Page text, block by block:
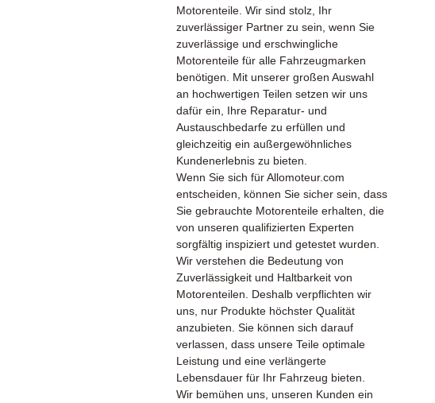
Motorenteile. Wir sind stolz, Ihr
zuverlässiger Partner zu sein, wenn Sie
zuverlässige und erschwingliche
Motorenteile für alle Fahrzeugmarken
benötigen. Mit unserer großen Auswahl
an hochwertigen Teilen setzen wir uns
dafür ein, Ihre Reparatur- und
Austauschbedarfe zu erfüllen und
gleichzeitig ein außergewöhnliches
Kundenerlebnis zu bieten.
Wenn Sie sich für Allomoteur.com
entscheiden, können Sie sicher sein, dass
Sie gebrauchte Motorenteile erhalten, die
von unseren qualifizierten Experten
sorgfältig inspiziert und getestet wurden.
Wir verstehen die Bedeutung von
Zuverlässigkeit und Haltbarkeit von
Motorenteilen. Deshalb verpflichten wir
uns, nur Produkte höchster Qualität
anzubieten. Sie können sich darauf
verlassen, dass unsere Teile optimale
Leistung und eine verlängerte
Lebensdauer für Ihr Fahrzeug bieten.
Wir bemühen uns, unseren Kunden ein